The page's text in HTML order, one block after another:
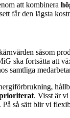
att kombinera
får den lägsta
såsom
ska fortsätta att
samtliga
. Visst är
så sätt blir vi